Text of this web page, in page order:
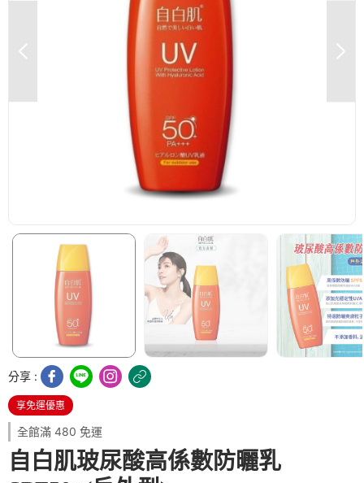
分享 :
享免運優惠
全館滿 480 免運
自白肌玻尿酸高係數防曬乳